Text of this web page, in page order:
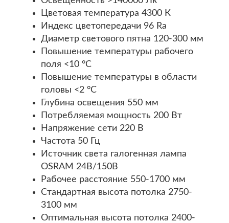
Цветовая температура 4300 К
Индекс цветопередачи 96 Ra
Диаметр светового пятна 120-300 мм
Повышение температуры рабочего
поля <10 °С
Повышение температуры в области
головы <2 °С
Глубина освещения 550 мм
Потребляемая мощность 200 Вт
Напряжение сети 220 В
Частота 50 Гц
Источник света галогенная лампа
OSRAM 24В/150В
Рабочее расстояние 550-1700 мм
Стандартная высота потолка 2750-
3100 мм
Оптимальная высота потолка 2400-